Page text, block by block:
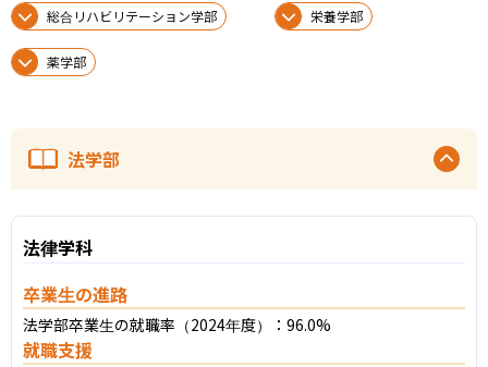
総合リハビリテーション学部 栄養学部
薬学部
法学部
法律学科
卒業生の進路
法学部卒業生の就職率（2024年度）：96.0%
就職支援